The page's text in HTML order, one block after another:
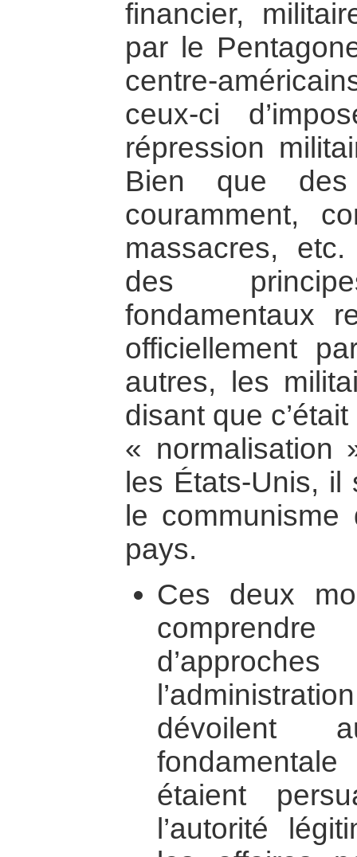
financier,
par le
centre-
ceux-ci
répression
Bien que des
couramment,
massacres,
des
fondamentaux
officiellement
autres, les
disant que
« normalisation
les États-Unis, il
le
pays.
Ces deux
dévoilent
étaient
l’autorité